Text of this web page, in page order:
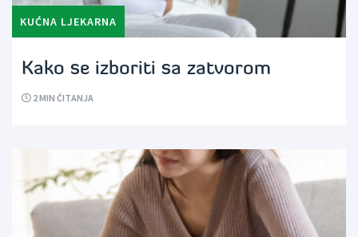
KUĆNA LJEKARNA
Kako se izboriti sa zatvorom
2MIN ČITANJA